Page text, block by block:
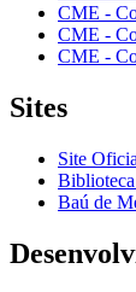
CME -
CME -
CME -
Sites
Site
Baú de